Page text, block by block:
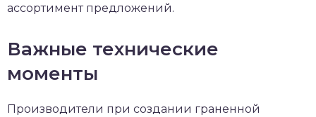
ассортимент предложений.
Важные технические
моменты
Производители при создании граненной